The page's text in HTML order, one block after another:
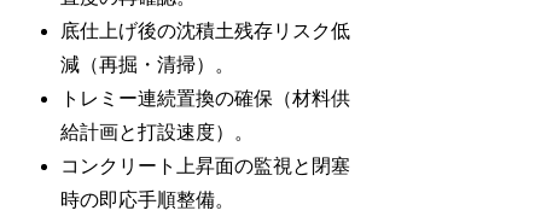
底仕上げ後の沈積土残存リスク低
減（再掘・清掃）。
トレミー連続置換の確保（材料供
給計画と打設速度）。
コンクリート上昇面の監視と閉塞
時の即応手順整備。